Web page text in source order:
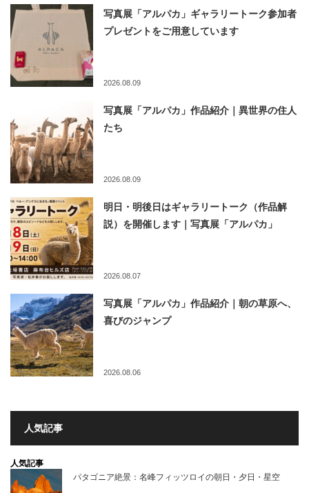
写真展「アルパカ」ギャラリートーク参加者
プレゼントをご用意しています
2026.08.09
写真展「アルパカ」作品紹介｜異世界の住人
たち
2026.08.09
明日・明後日はギャラリートーク（作品解
説）を開催します｜写真展「アルパカ」
2026.08.07
写真展「アルパカ」作品紹介｜朝の草原へ、
喜びのジャンプ
2026.08.06
人気記事
人気記事
パタゴニア絶景：名峰フィッツロイの朝日・夕日・星空